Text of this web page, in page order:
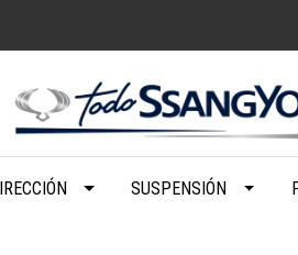
SUSPENSIÓN